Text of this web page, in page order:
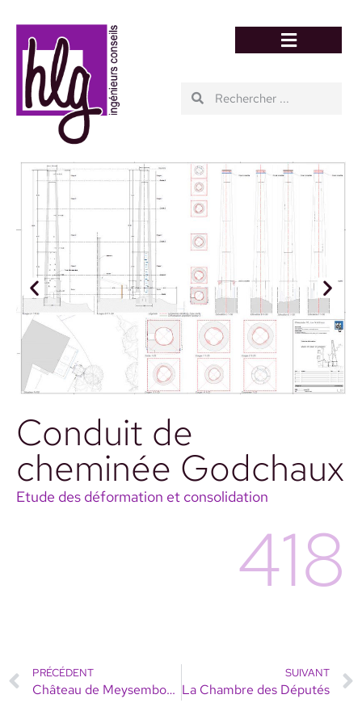
Conduit de
cheminée Godchaux
Etude des déformation et consolidation
418
PRÉCÉDENT
Château de Meysembourg – Monument National
SUIVANT
La Chambre des Députés